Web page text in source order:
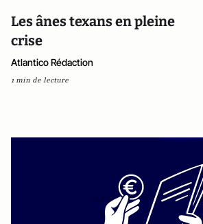
Les ânes texans en pleine
crise
Atlantico Rédaction
1 min de lecture